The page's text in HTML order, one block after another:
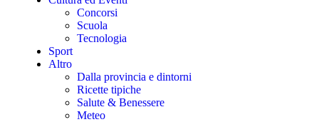
Concorsi
Scuola
Tecnologia
Sport
Altro
Dalla provincia e dintorni
Ricette tipiche
Salute & Benessere
Meteo